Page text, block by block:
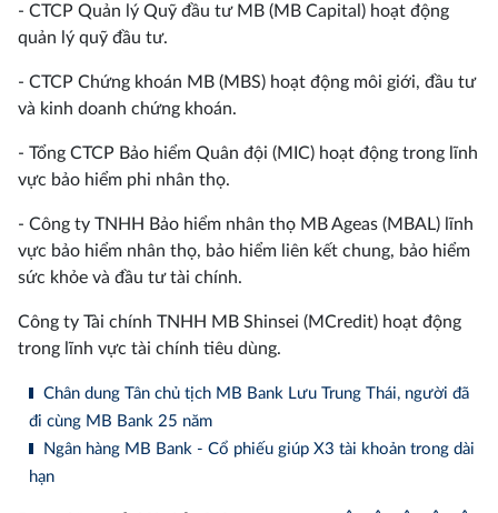
- CTCP Quản lý Quỹ đầu tư MB (MB Capital) hoạt động
quản lý quỹ đầu tư.
- CTCP Chứng khoán MB (MBS) hoạt động môi giới, đầu tư
và kinh doanh chứng khoán.
- Tổng CTCP Bảo hiểm Quân đội (MIC) hoạt động trong lĩnh
vực bảo hiểm phi nhân thọ.
- Công ty TNHH Bảo hiểm nhân thọ MB Ageas (MBAL) lĩnh
vực bảo hiểm nhân thọ, bảo hiểm liên kết chung, bảo hiểm
sức khỏe và đầu tư tài chính.
Công ty Tài chính TNHH MB Shinsei (MCredit) hoạt động
trong lĩnh vực tài chính tiêu dùng.
Chân dung Tân chủ tịch MB Bank Lưu Trung Thái, người đã
đi cùng MB Bank 25 năm
Ngân hàng MB Bank - Cổ phiếu giúp X3 tài khoản trong dài
hạn